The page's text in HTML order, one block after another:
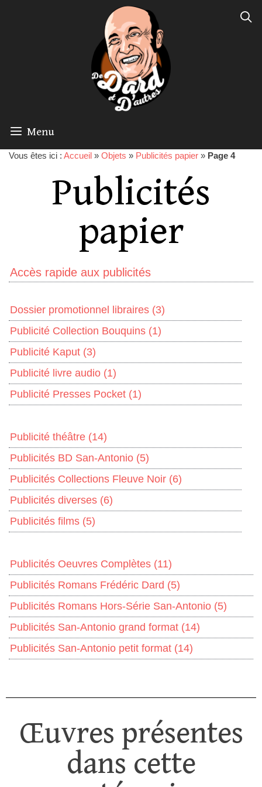
Menu
Vous êtes ici : Accueil » Objets » Publicités papier » Page 4
Publicités
papier
Accès rapide aux publicités
Dossier promotionnel libraires (3)
Publicité Collection Bouquins (1)
Publicité Kaput (3)
Publicité livre audio (1)
Publicité Presses Pocket (1)
Publicité théâtre (14)
Publicités BD San-Antonio (5)
Publicités Collections Fleuve Noir (6)
Publicités diverses (6)
Publicités films (5)
Publicités Oeuvres Complètes (11)
Publicités Romans Frédéric Dard (5)
Publicités Romans Hors-Série San-Antonio (5)
Publicités San-Antonio grand format (14)
Publicités San-Antonio petit format (14)
Œuvres présentes
dans cette